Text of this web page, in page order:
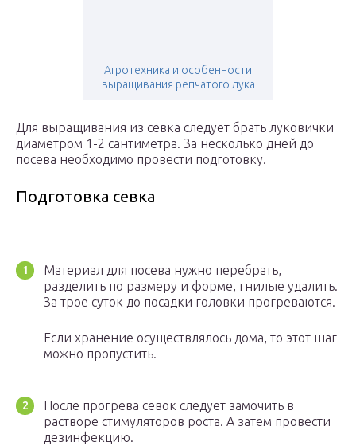
Агротехника и особенности
выращивания репчатого лука
Для выращивания из севка следует брать луковички
диаметром 1-2 сантиметра. За несколько дней до
посева необходимо провести подготовку.
Подготовка севка
Материал для посева нужно перебрать,
разделить по размеру и форме, гнилые удалить.
За трое суток до посадки головки прогреваются.
Если хранение осуществлялось дома, то этот шаг
можно пропустить.
После прогрева севок следует замочить в
растворе стимуляторов роста. А затем провести
дезинфекцию.